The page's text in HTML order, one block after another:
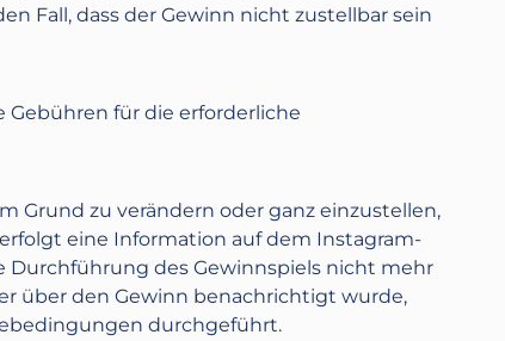
Fall, dass der Gewinn nicht zustellbar sein
für die erforderliche
Grund zu verändern oder ganz einzustellen,
eine Information auf dem Instagram-
Durchführung des Gewinnspiels nicht mehr
über den Gewinn benachrichtigt wurde,
durchgeführt.